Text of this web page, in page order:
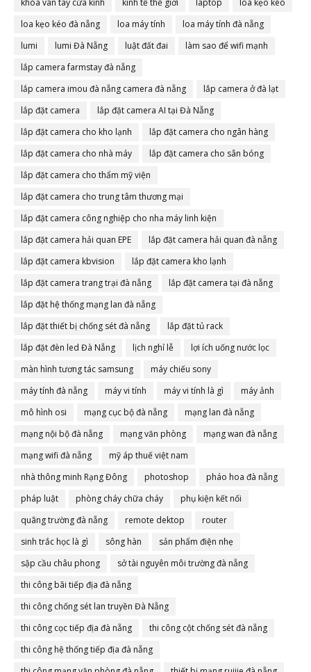
khóa vân tay cửa kính kinh tế thế giới laptop
loa kẹo kéo
loa kẹo kéo đà nẵng
loa máy tính
loa máy tính đà nẵng
lumi
lumi Đà Nẵng luật đất đai
làm sao để wifi mạnh
lắp camera farmstay đà nẵng
lắp camera imou đà nẵng camera đà nẵng
lắp camera ở đà lạt
lắp đặt camera
lắp đặt camera AI tại Đà Nẵng
lắp đặt camera cho kho lạnh
lắp đặt camera cho ngân hàng
lắp đặt camera cho nhà máy
lắp đặt camera cho sân bóng
lắp đặt camera cho thẩm mỹ viện
lắp đặt camera cho trung tâm thương mại
lắp đặt camera công nghiệp cho nha máy linh kiện
lắp đặt camera hải quan EPE
lắp đặt camera hải quan đà nẵng
lắp đặt camera kbvision
lắp đặt camera kho lạnh
lắp đặt camera trang trại đà nẵng
lắp đặt camera tại đà nẵng
lắp đặt hệ thống mạng lan đà nẵng
lắp đặt thiết bị chống sét đà nẵng
lắp đặt tủ rack
lắp đặt đèn led Đà Nẵng
lịch nghỉ lễ
lợi ích uống nước lọc
màn hình tương tác samsung
máy chiếu sony
máy tính đà nẵng
máy vi tính máy vi tính là gì
máy ảnh
mô hình osi
mạng cục bộ đà nẵng
mạng lan đà nẵng
mạng nội bộ đà nẵng
mạng văn phòng
mạng wan đà nẵng
mạng wifi đà nẵng
mỹ áp thuế việt nam
nhà thông minh Rạng Đông
photoshop
pháo hoa đà nẵng
pháp luật
phòng cháy chữa cháy
phụ kiện kết nối
quãng trường đà nẵng
remote dektop
router
sinh trắc học là gì
sông hàn
sản phẩm điện nhẹ
sập cầu châu phong
sở tài nguyên môi trường đà nẵng
thi công bãi tiếp địa đà nẵng
thi công chống sét lan truyền Đà Nẵng
thi công cọc tiếp địa đà nẵng
thi công cột chống sét đà nẵng
thi công hệ thống tiếp địa đà nẵng